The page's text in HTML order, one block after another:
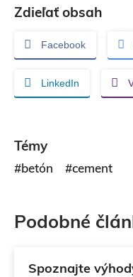
Zdieľať obsah
Facebook
LinkedIn
Témy
#betón #cement
Podobné
Materiály
Spoznajte